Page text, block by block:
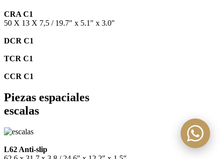
CRA C1
50 X 13 X 7,5 / 19.7″ x 5.1″ x 3.0″
DCR C1
TCR C1
CCR C1
Piezas espaciales
escalas
L62 Anti-slip